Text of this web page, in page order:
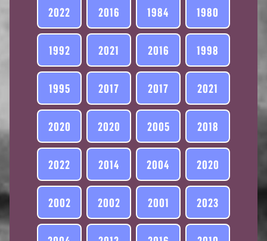
2022 2016 1984 1980
1992 2021 2016 1998
1995 2017 2017 2021
2020 2020 2005 2018
2022 2014 2004 2020
2002 2002 2001 2023